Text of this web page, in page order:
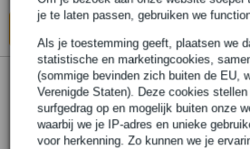
je te laten passen, gebruiken we
Als je toestemming geeft, plaatsen we
statistische en marketingcookies,
(sommige bevinden zich buiten de EU,
Verenigde Staten). Deze cookies
surfgedrag op en mogelijk buiten onze
waarbij we je IP-adres en unieke
voor herkenning. Zo kunnen we je
Sennheiser ME 34
microfooncapsule